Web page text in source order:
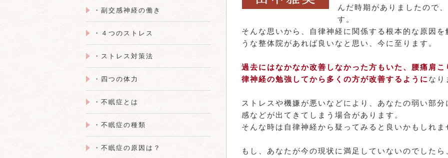
んだ時期がありましたので
す。
そんな思いから、自律神経に関係する根本的な原因
うな整体院があれば良いなと思い、今に至ります。
過去にはなかなか改善しなかった方もいた、腰痛肩こ
律神経の勉強してから多くの方が改善するように なり
ストレスや機嫌が悪いなどにより、あなたの弱い部
感などが出てきてしまう場合があります。
そんな時は自律神経から疑ってみると良いかもしれま
もし、あなたが今の現状に満足していないのでした
・副交感神経の働き
・４つのストレス
・ストレス対策法
・四つの体力
・不眠症とは
・不眠症の種類
・不眠症の原因は？